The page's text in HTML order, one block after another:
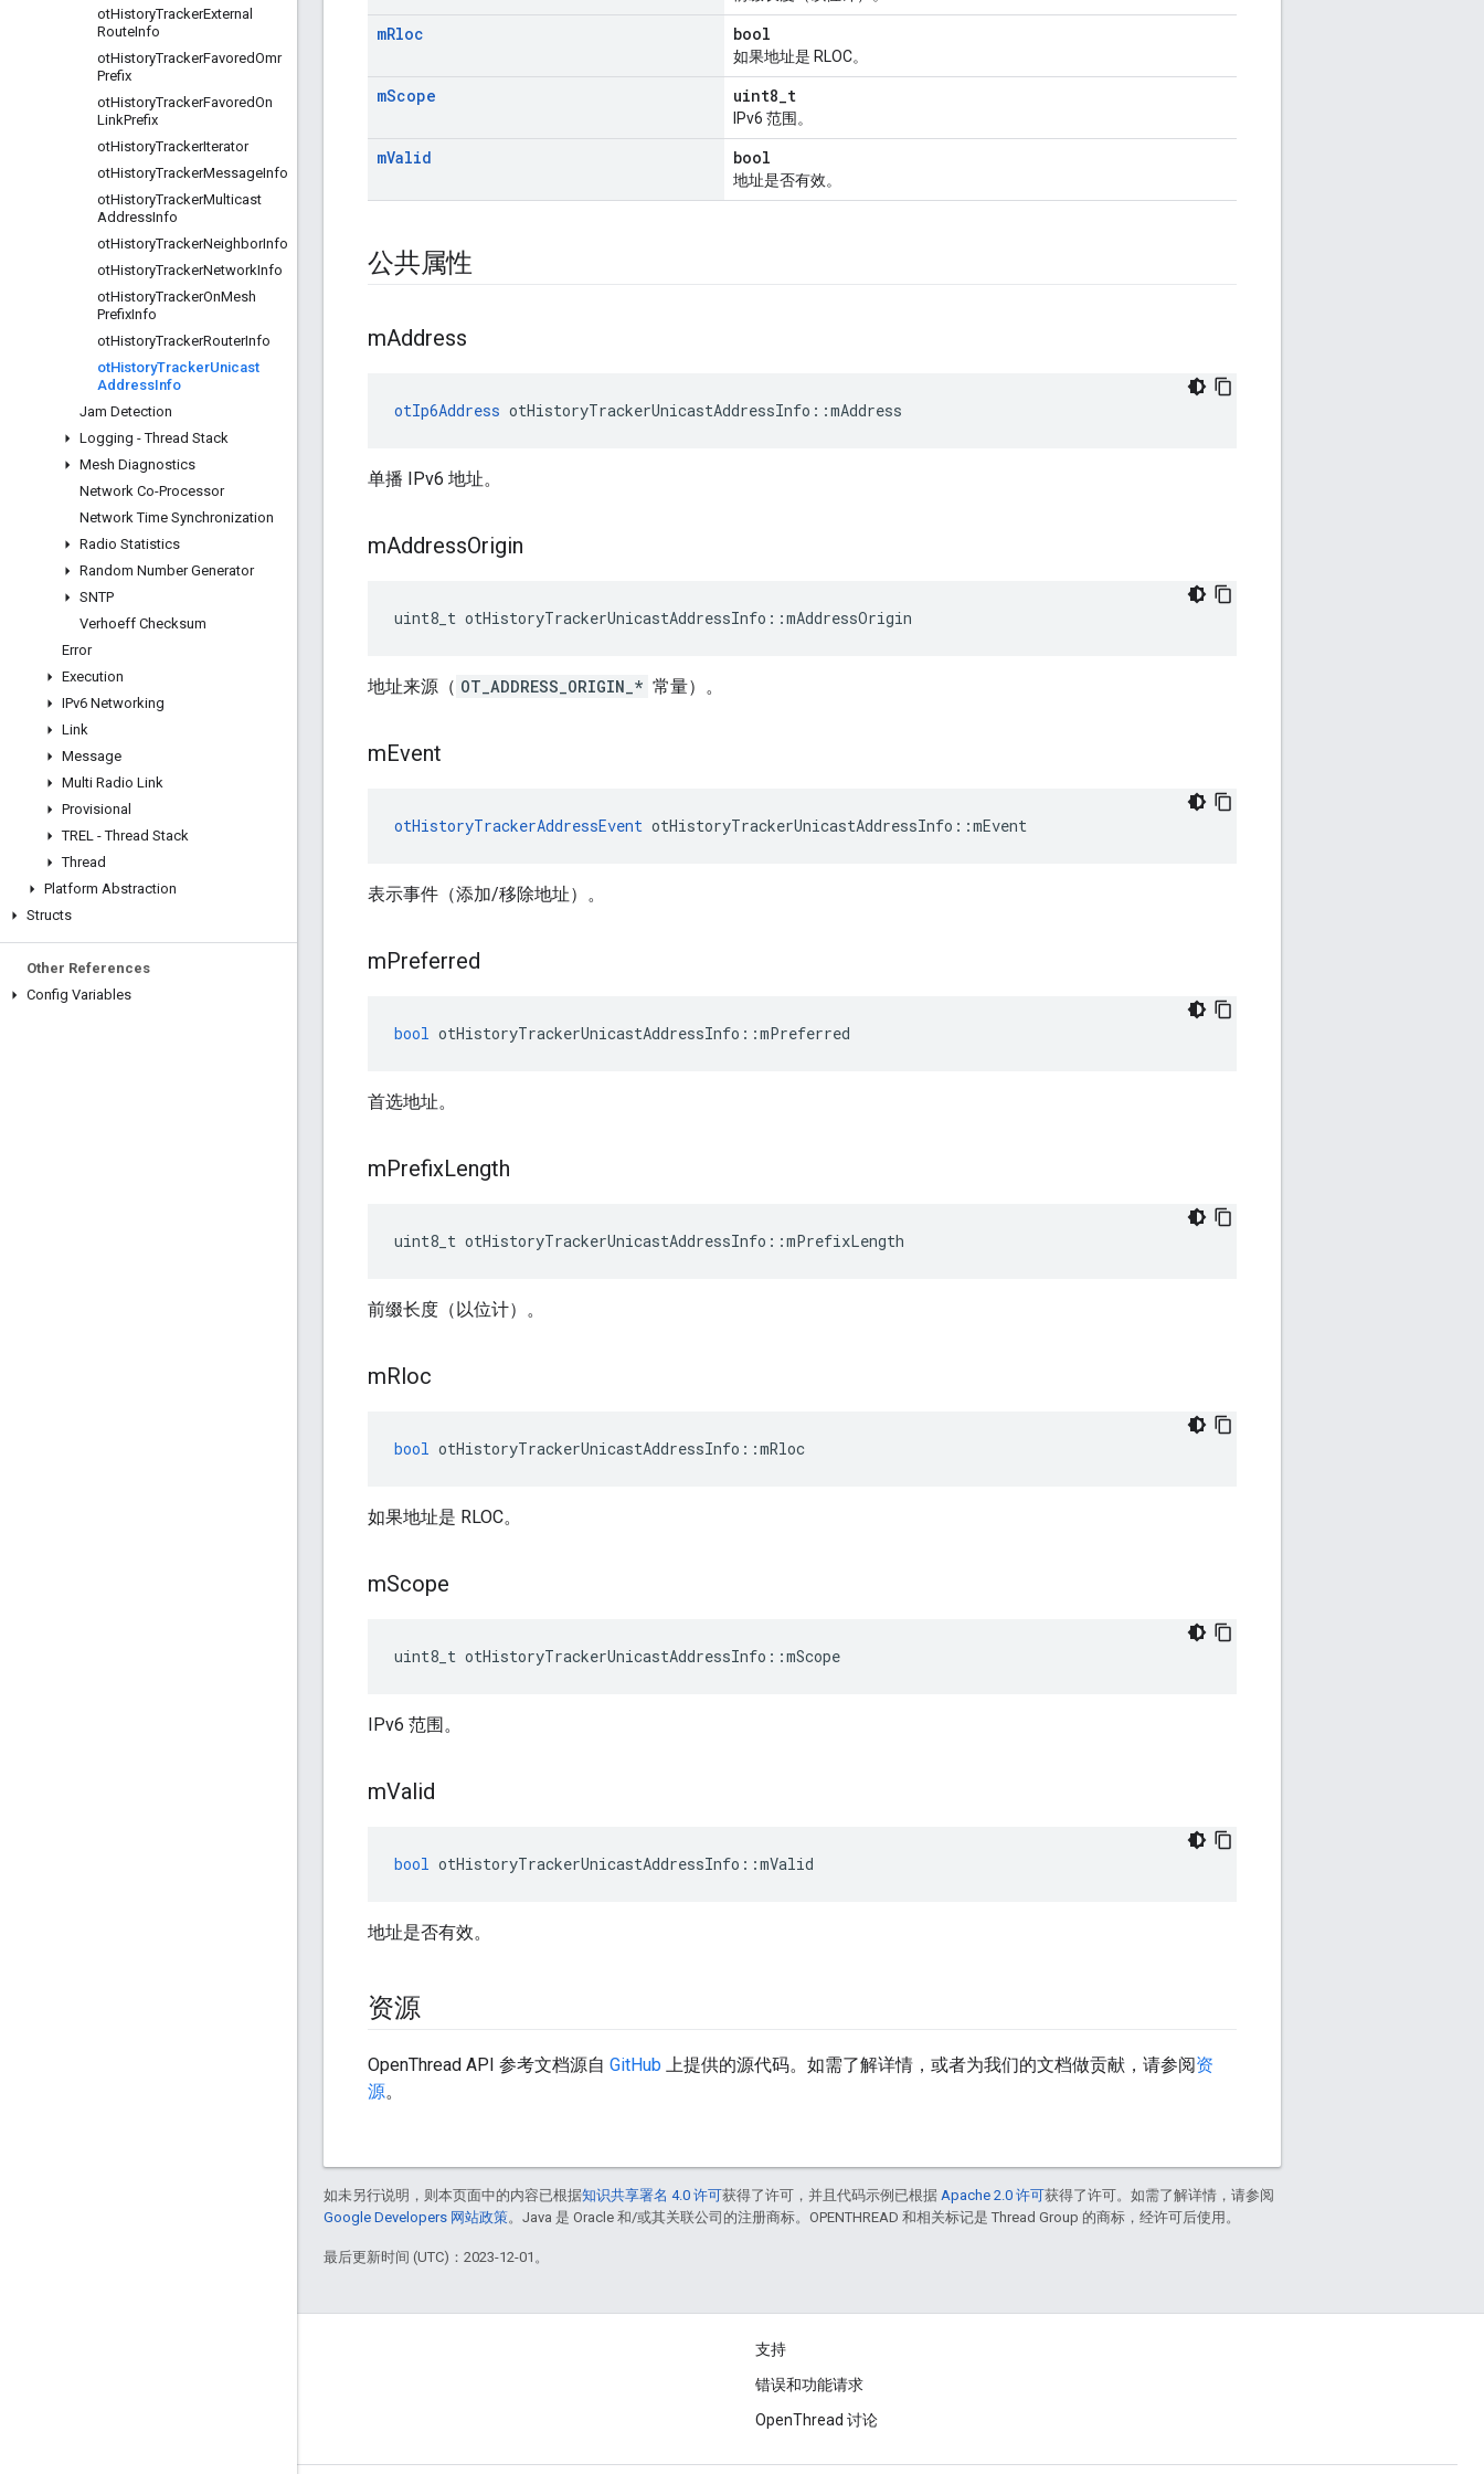
otHistoryTrackerExternal
RouteInfo
otHistoryTrackerFavoredOmr
Prefix
otHistoryTrackerFavoredOn
LinkPrefix
otHistoryTrackerIterator
otHistoryTrackerMessageInfo
otHistoryTrackerMulticast
AddressInfo
otHistoryTrackerNeighborInfo
otHistoryTrackerNetworkInfo
otHistoryTrackerOnMesh
PrefixInfo
otHistoryTrackerRouterInfo
otHistoryTrackerUnicast
AddressInfo
Jam Detection
Logging - Thread Stack
Mesh Diagnostics
Network Co-Processor
Network Time Synchronization
Radio Statistics
Random Number Generator
SNTP
Verhoeff Checksum
Error
Execution
IPv6 Networking
Link
Message
Multi Radio Link
Provisional
TREL - Thread Stack
Thread
Platform Abstraction
Structs
Other References
Config Variables
mRloc bool
如果地址是 RLOC。
mScope uint8_t
IPv6 范围。
mValid bool
地址是否有效。
公共属性
mAddress
otIp6Address otHistoryTrackerUnicastAddressInfo ::mAddress
单播 IPv6 地址。
mAddressOrigin
uint8_t otHistoryTrackerUnicastAddressInfo ::mAddressOrigin
地址来源（ OT_ADDRESS_ORIGIN_* 常量）。
mEvent
otHistoryTrackerAddressEvent otHistoryTrackerUnicastAddressInfo ::mEvent
表示事件（添加/移除地址）。
mPreferred
bool otHistoryTrackerUnicastAddressInfo ::mPreferred
首选地址。
mPrefixLength
uint8_t otHistoryTrackerUnicastAddressInfo ::mPrefixLength
前缀长度（以位计）。
mRloc
bool otHistoryTrackerUnicastAddressInfo ::mRloc
如果地址是 RLOC。
mScope
uint8_t otHistoryTrackerUnicastAddressInfo ::mScope
IPv6 范围。
mValid
bool otHistoryTrackerUnicastAddressInfo ::mValid
地址是否有效。
资源
OpenThread API 参考文档源自 GitHub 上提供的源代码。如需了解详情，或者为我们的文档做贡献，请参阅资
源。
如未另行说明，则本页面中的内容已根据知识共享署名 4.0 许可获得了许可，并且代码示例已根据 Apache 2.0 许可获得了许可。如需了解详情，请参阅
Google Developers 网站政策。Java 是 Oracle 和/或其关联公司的注册商标。OPENTHREAD 和相关标记是 Thread Group 的商标，经许可后使用。
最后更新时间 (UTC)：2023-12-01。
支持
错误和功能请求
OpenThread 讨论